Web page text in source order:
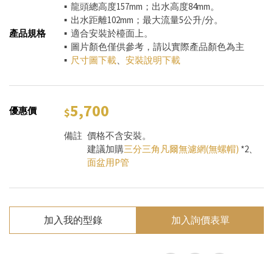
產品規格
▪ 龍頭總高度157mm；出水高度84mm。
▪ 出水距離102mm；最大流量5公升/分。
▪ 適合安裝於檯面上。
▪ 圖片顏色僅供參考，請以實際產品顏色為主
▪ 尺寸圖下載、 安裝說明下載
優惠價 5,700
備註 價格不含安裝。
建議加購三分三角凡爾無濾網(無螺帽) *2、
面盆用P管
加入我的型錄 加入詢價表單